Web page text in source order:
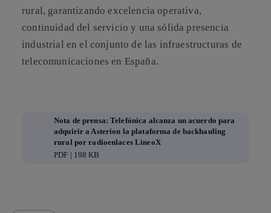
rural, garantizando excelencia operativa,
continuidad del servicio y una sólida presencia
industrial en el conjunto de las infraestructuras de
telecomunicaciones en España.
Nota de prensa: Telefónica alcanza un acuerdo para
adquirir a Asterion la plataforma de backhauling
rural por radioenlaces LineoX
PDF | 198 KB